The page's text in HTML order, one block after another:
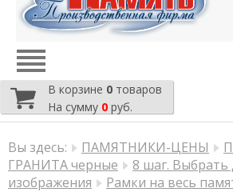
В корзине 0 товаров
На сумму 0 руб.
Вы здесь: ПАМЯТНИКИ-ЦЕНЫ
ГРАНИТА черные
8 шаг.
изображения
Рамки на весь